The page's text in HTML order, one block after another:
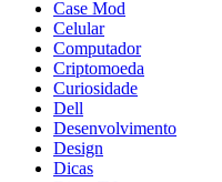
Case Mod
Celular
Computador
Criptomoeda
Curiosidade
Dell
Desenvolvimento
Design
Dicas